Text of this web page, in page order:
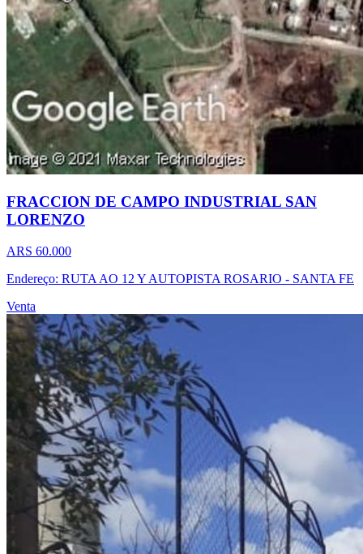
FRACCION DE CAMPO INDUSTRIAL SAN
LORENZO
ARS 60.000
Endereço: RUTA AO 12 Y AUTOPISTA ROSARIO - SANTA FE
Venta